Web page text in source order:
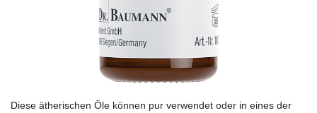
Diese ätherischen Öle können pur verwendet oder in eines der